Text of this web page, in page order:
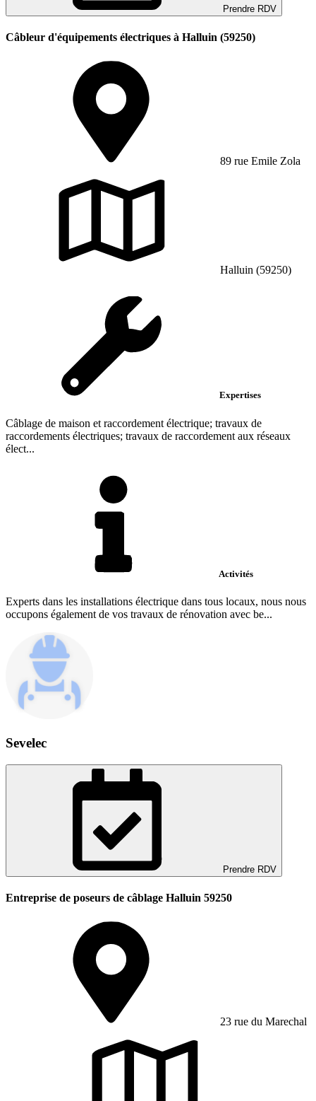
Prendre RDV
Câbleur d'équipements électriques à Halluin (59250)
89 rue Emile Zola
Halluin (59250)
Expertises
Câblage de maison et raccordement électrique; travaux de
raccordements électriques; travaux de raccordement aux réseaux
élect...
Activités
Experts dans les installations électrique dans tous locaux, nous nous
occupons également de vos travaux de rénovation avec be...
Sevelec
Prendre RDV
Entreprise de poseurs de câblage Halluin 59250
23 rue du Marechal